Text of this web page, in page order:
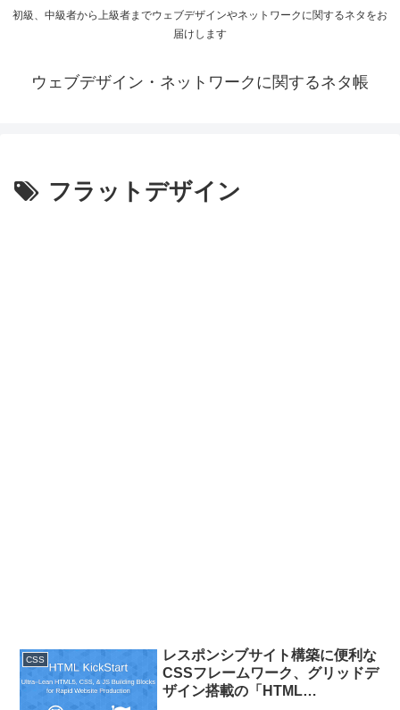
初級、中級者から上級者までウェブデザインやネットワークに関するネタをお
届けします
ウェブデザイン・ネットワークに関するネタ帳
フラットデザイン
CSS
レスポンシブサイト構築に便利な
CSSフレームワーク、グリッドデ
ザイン搭載の「HTML